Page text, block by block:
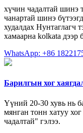
хүчин чадалтай шинэ
чанартай шинэ
худалдах Нунтаглагч
хамаарна kolkata дээр
WhatsApp: +86
Барилгын хог
Үүний 20-30 хувь нь
мянган тонн хатуу
чадалтай" гэлээ.